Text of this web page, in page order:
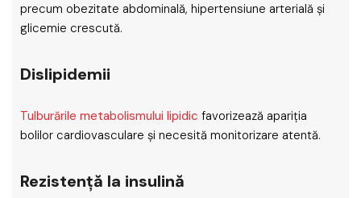
precum obezitate abdominală, hipertensiune arterială și
glicemie crescută.
Dislipidemii
Tulburările metabolismului lipidic favorizează apariția
bolilor cardiovasculare și necesită monitorizare atentă.
Rezistență la insulină